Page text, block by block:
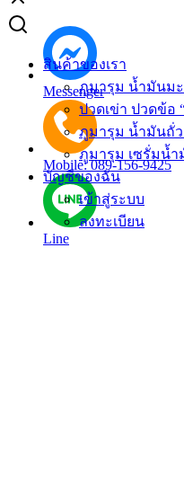
สินค้าของเรา
ภูมารุม น้ำมันมะ
ปวดเข่า ปวดข้อ
ภูมารุม น้ำมันถั่
ภูมารุม เซรั่มน้
บัญชีของฉัน
เข้าสู่ระบบ
ลงทะเบียน
Messenger
Mobile: 089-156-9425
Line